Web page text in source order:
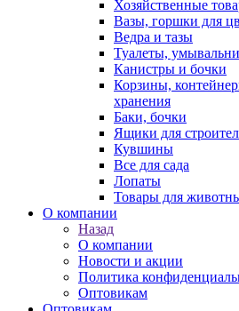
Хозяйственные
Вазы, горшки для
Ведра и тазы
Туалеты,
Канистры и бочки
Корзины,
хранения
Баки, бочки
Ящики для
Кувшины
Все для сада
Лопаты
Товары для
О компании
Назад
О компании
Новости и акции
Политика
Оптовикам